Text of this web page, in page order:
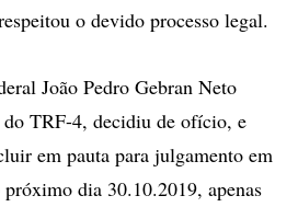
o devido processo legal.
João Pedro Gebran Neto
TRF-4, decidiu de ofício, e
em pauta para julgamento em
dia 30.10.2019, apenas